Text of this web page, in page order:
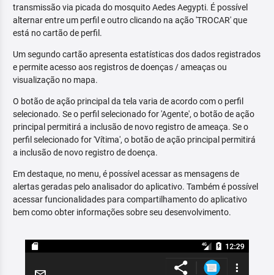
transmissão via picada do mosquito Aedes Aegypti. É possível
alternar entre um perfil e outro clicando na ação 'TROCAR' que
está no cartão de perfil.
Um segundo cartão apresenta estatísticas dos dados registrados
e permite acesso aos registros de doenças / ameaças ou
visualização no mapa.
O botão de ação principal da tela varia de acordo com o perfil
selecionado. Se o perfil selecionado for 'Agente', o botão de ação
principal permitirá a inclusão de novo registro de ameaça. Se o
perfil selecionado for 'Vítima', o botão de ação principal permitirá
a inclusão de novo registro de doença.
Em destaque, no menu, é possível acessar as mensagens de
alertas geradas pelo analisador do aplicativo. Também é possível
acessar funcionalidades para compartilhamento do aplicativo
bem como obter informações sobre seu desenvolvimento.